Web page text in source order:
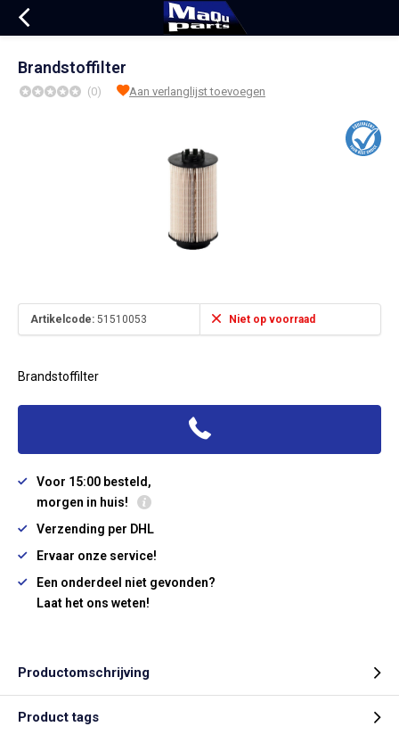
Brandstoffilter
(0) Aan verlanglijst toevoegen
Artikelcode: 51510053 Niet op voorraad
Brandstoffilter
Voor 15:00 besteld,
morgen in huis!
Verzending per DHL
Ervaar onze service!
Een onderdeel niet gevonden?
Laat het ons weten!
Productomschrijving
Product tags